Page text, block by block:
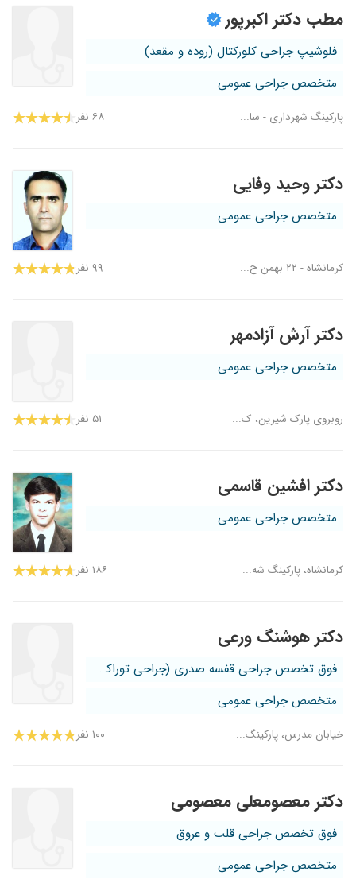
مطب دکتر اکبرپور
فلوشیپ جراحی کلورکتال (روده و مقعد)
متخصص جراحی عمومی
پارکینگ شهرداری - سا... ۶۸ نفر
دکتر وحید وفایی
متخصص جراحی عمومی
کرمانشاه - ۲۲ بهمن ح... ۹۹ نفر
دکتر آرش آزادمهر
متخصص جراحی عمومی
روبروی پارک شیرین، ک... ۵۱ نفر
دکتر افشین قاسمی
متخصص جراحی عمومی
کرمانشاه، پارکینگ شه... ۱۸۶ نفر
دکتر هوشنگ ورعی
فوق تخصص جراحی قفسه صدری (جراحی توراکس)
متخصص جراحی عمومی
خیابان مدرس، پارکینگ... ۱۰۰ نفر
دکتر معصومعلی معصومی
فوق تخصص جراحی قلب و عروق
متخصص جراحی عمومی